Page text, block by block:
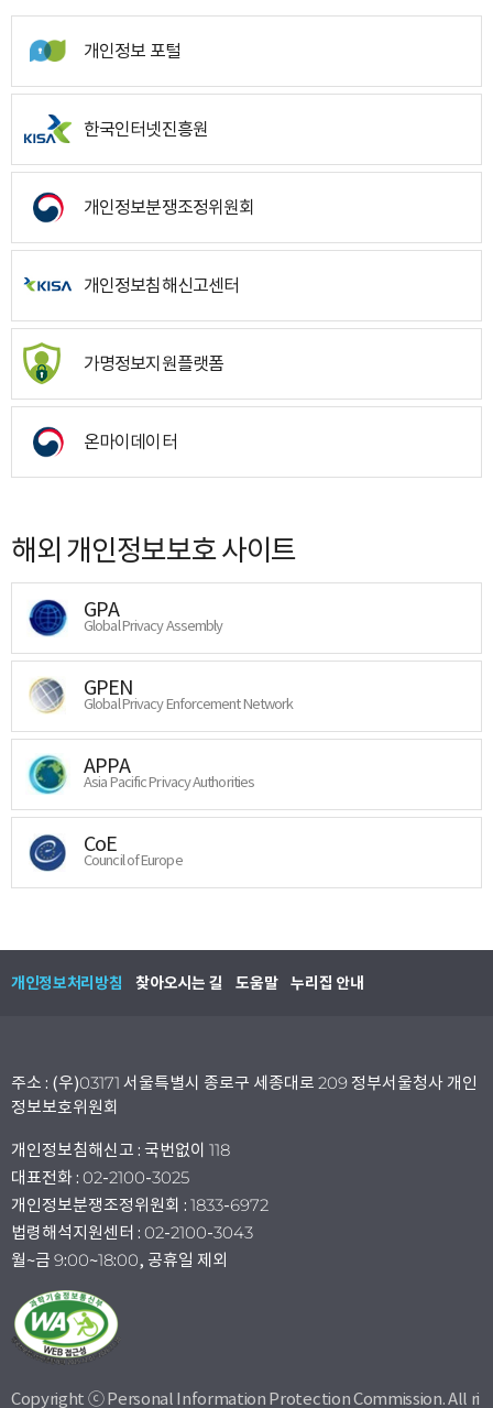
개인정보 포털
한국인터넷진흥원
개인정보분쟁조정위원회
개인정보침해신고센터
가명정보지원플랫폼
온마이데이터
해외 개인정보보호 사이트
GPA
Global Privacy Assembly
GPEN
Global Privacy Enforcement Network
APPA
Asia Pacific Privacy Authorities
CoE
Council of Europe
개인정보처리방침 찾아오시는 길 도움말 누리집 안내
주소 : (우)03171 서울특별시 종로구 세종대로 209 정부서울청사 개인
정보보호위원회
개인정보침해신고 : 국번없이 118
대표전화 : 02-2100-3025
개인정보분쟁조정위원회 : 1833-6972
법령해석지원센터 : 02-2100-3043
월~금 9:00~18:00, 공휴일 제외
Copyright ⓒ Personal Information Protection Commission. All ri